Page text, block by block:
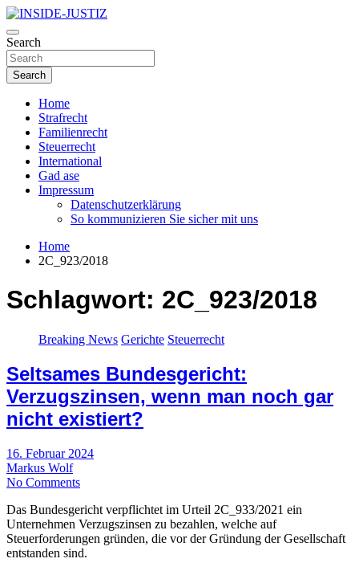
Skip
to
content
INSIDE-JUSTIZ
Investigativer Journalismus zur Dritten Gewalt
Search
Search
Home
Strafrecht
Familienrecht
Steuerrecht
International
Gad ase
Impressum
Datenschutzerklärung
So kommunizieren Sie sicher mit uns
Home
2C_923/2018
Schlagwort: 2C_923/2018
Breaking News Gerichte Steuerrecht
Seltsames Bundesgericht:
Verzugszinsen, wenn man noch gar
nicht existiert?
16. Februar 2024
Markus Wolf
No Comments
Das Bundesgericht verpflichtet im Urteil 2C_933/2021 ein
Unternehmen Verzugszinsen zu bezahlen, welche auf
Steuerforderungen gründen, die vor der Gründung der Gesellschaft
entstanden sind.